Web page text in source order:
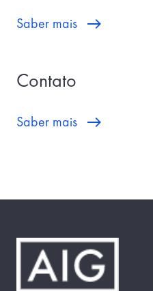
Saber mais
Contato
Saber mais